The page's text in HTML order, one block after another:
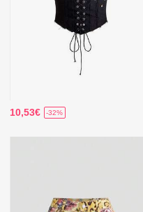
10,53€ -32%